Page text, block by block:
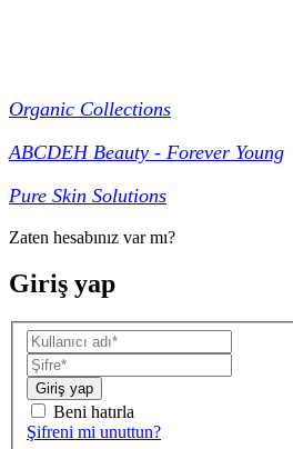
Organic Collections
ABCDEH Beauty - Forever Young
Pure Skin Solutions
Zaten hesabınız var mı?
Giriş yap
Giriş yap
Beni hatırla
Şifreni mi unuttun?